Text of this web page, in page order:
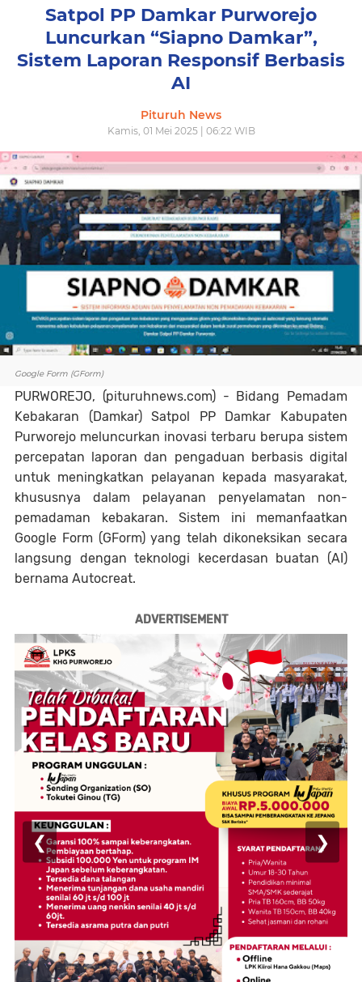
Satpol PP Damkar Purworejo
Luncurkan “Siapno Damkar”,
Sistem Laporan Responsif Berbasis
AI
Pituruh News
Kamis, 01 Mei 2025 | 06:22 WIB
Google Form (GForm)
PURWOREJO, (pituruhnews.com) - Bidang Pemadam
Kebakaran (Damkar) Satpol PP Damkar Kabupaten
Purworejo meluncurkan inovasi terbaru berupa sistem
percepatan laporan dan pengaduan berbasis digital
untuk meningkatkan pelayanan kepada masyarakat,
khususnya dalam pelayanan penyelamatan non-
pemadaman kebakaran. Sistem ini memanfaatkan
Google Form (GForm) yang telah dikoneksikan secara
langsung dengan teknologi kecerdasan buatan (AI)
bernama Autocreat.
ADVERTISEMENT
❮ ❯